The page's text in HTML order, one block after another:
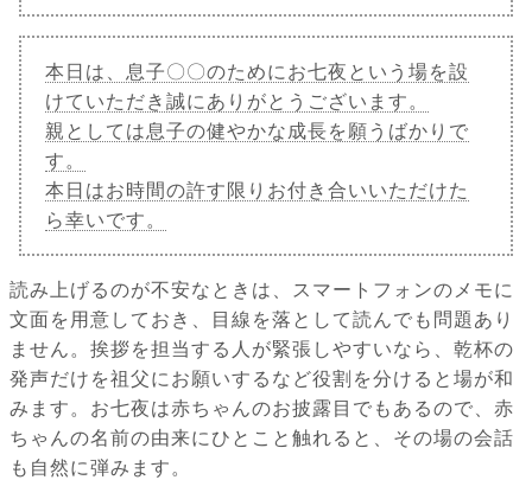
本日は、息子〇〇のためにお七夜という場を設
けていただき誠にありがとうございます。
親としては息子の健やかな成長を願うばかりで
す。
本日はお時間の許す限りお付き合いいただけた
ら幸いです。
読み上げるのが不安なときは、スマートフォンのメモに
文面を用意しておき、目線を落として読んでも問題あり
ません。挨拶を担当する人が緊張しやすいなら、乾杯の
発声だけを祖父にお願いするなど役割を分けると場が和
みます。お七夜は赤ちゃんのお披露目でもあるので、赤
ちゃんの名前の由来にひとこと触れると、その場の会話
も自然に弾みます。